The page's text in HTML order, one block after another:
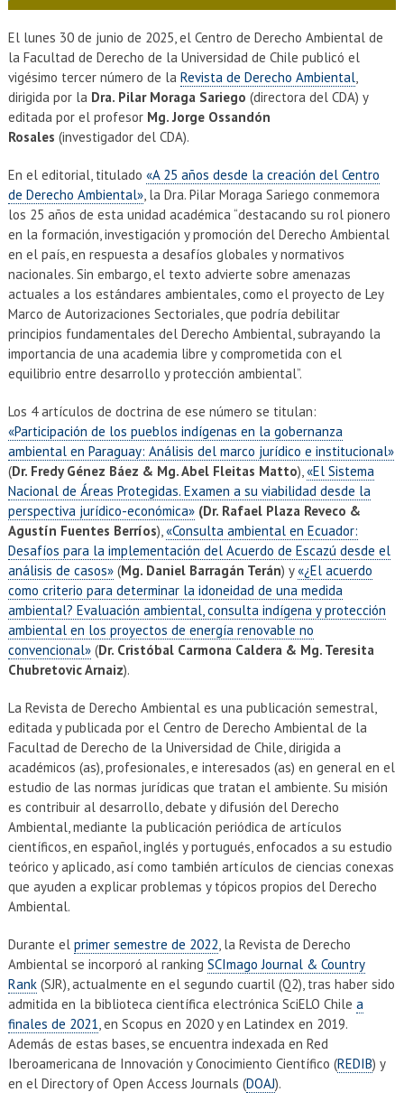
El lunes 30 de junio de 2025, el Centro de Derecho Ambiental de
la Facultad de Derecho de la Universidad de Chile publicó el
vigésimo tercer número de la Revista de Derecho Ambiental,
dirigida por la Dra. Pilar Moraga Sariego (directora del CDA) y
editada por el profesor Mg. Jorge Ossandón
Rosales (investigador del CDA).
En el editorial, titulado «A 25 años desde la creación del Centro
de Derecho Ambiental», la Dra. Pilar Moraga Sariego conmemora
los 25 años de esta unidad académica “destacando su rol pionero
en la formación, investigación y promoción del Derecho Ambiental
en el país, en respuesta a desafíos globales y normativos
nacionales. Sin embargo, el texto advierte sobre amenazas
actuales a los estándares ambientales, como el proyecto de Ley
Marco de Autorizaciones Sectoriales, que podría debilitar
principios fundamentales del Derecho Ambiental, subrayando la
importancia de una academia libre y comprometida con el
equilibrio entre desarrollo y protección ambiental”.
Los 4 artículos de doctrina de ese número se titulan:
«Participación de los pueblos indígenas en la gobernanza
ambiental en Paraguay: Análisis del marco jurídico e institucional»
(Dr. Fredy Génez Báez & Mg. Abel Fleitas Matto),«El Sistema
Nacional de Áreas Protegidas. Examen a su viabilidad desde la
perspectiva jurídico-económica» (Dr. Rafael Plaza Reveco &
Agustín Fuentes Berríos),«Consulta ambiental en Ecuador:
Desafíos para la implementación del Acuerdo de Escazú desde el
análisis de casos»(Mg. Daniel Barragán Terán) y«¿El acuerdo
como criterio para determinar la idoneidad de una medida
ambiental? Evaluación ambiental, consulta indígena y protección
ambiental en los proyectos de energía renovable no
convencional»(Dr. Cristóbal Carmona Caldera & Mg. Teresita
Chubretovic Arnaiz).
La Revista de Derecho Ambiental es una publicación semestral,
editada y publicada por el Centro de Derecho Ambiental de la
Facultad de Derecho de la Universidad de Chile, dirigida a
académicos (as), profesionales, e interesados (as) en general en el
estudio de las normas jurídicas que tratan el ambiente. Su misión
es contribuir al desarrollo, debate y difusión del Derecho
Ambiental, mediante la publicación periódica de artículos
científicos, en español, inglés y portugués, enfocados a su estudio
teórico y aplicado, así como también artículos de ciencias conexas
que ayuden a explicar problemas y tópicos propios del Derecho
Ambiental.
Durante el primer semestre de 2022, la Revista de Derecho
Ambiental se incorporó al ranking SCImago Journal & Country
Rank(SJR), actualmente en el segundo cuartil (Q2), tras haber sido
admitida en la biblioteca científica electrónica SciELO Chile a
finales de 2021, en Scopus en 2020 y en Latindex en 2019.
Además de estas bases, se encuentra indexada en Red
Iberoamericana de Innovación y Conocimiento Científico (REDIB) y
en el Directory of Open Access Journals (DOAJ).